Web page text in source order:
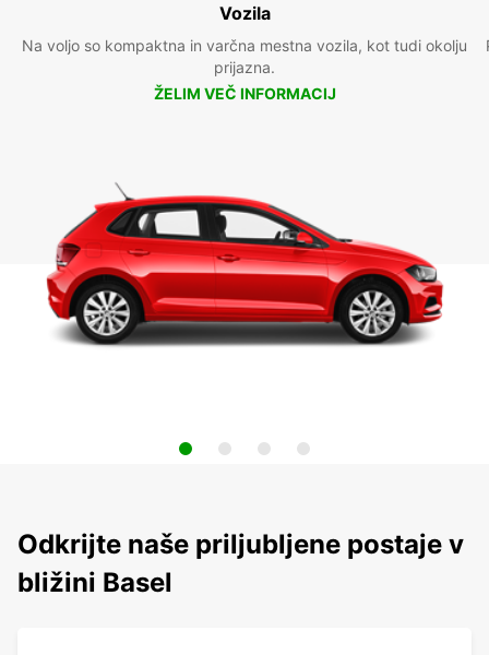
Vozila
Na voljo so kompaktna in varčna mestna vozila, kot tudi okolju
prijazna.
ŽELIM VEČ INFORMACIJ
Odkrijte naše priljubljene postaje v
bližini Basel